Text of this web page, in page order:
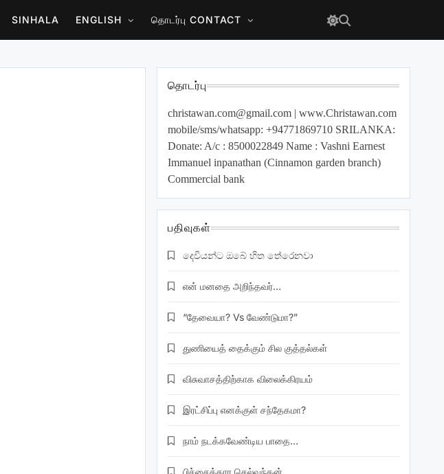
SINHALA ENGLISH தொடர்பு CONTACT
தொடர்பு
christawan.com@gmail.com | www.Christawan.com
mobile/sms/whatsapp: +94771869710 SRILANKA:
Donate: A/c : 8500022849 Name : Vashni Earnest
Immanuel inpanathan (Cinnamon garden branch)
Commercial bank
பதிவுகள்
දෙවියන්ට ඔබේ හිත තේරෙනවා
என் மனதை அறிந்தவர்…
“தேவையா? Vs வேண்டுமா?”
துணியைத் தைக்கும் சில குத்தல்கள்
விசுவாசத்திற்காக விலைக்கிரயம்
இரட்சிப்பு எனக்குள் சந்தேகமா?
நாம் நடக்கவேண்டிய பாதை…
பிச்சைக்கார செல்வந்தன்